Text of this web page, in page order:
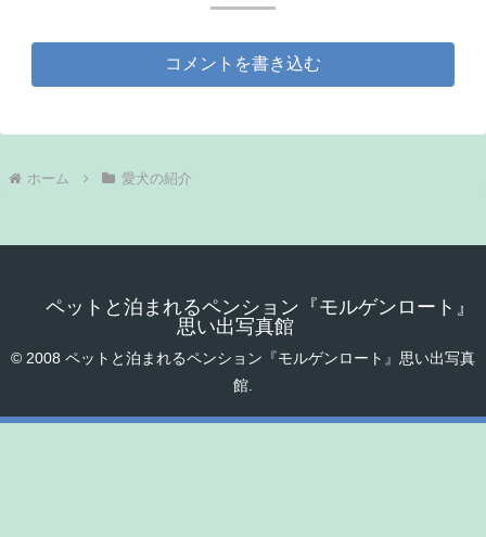
コメントを書き込む
ホーム 愛犬の紹介
ペットと泊まれるペンション『モルゲンロート』
思い出写真館
© 2008 ペットと泊まれるペンション『モルゲンロート』思い出写真
館.